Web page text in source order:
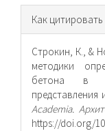
о статье
Как цитировать
Строкин, К., &
методики
бетона в
представления
Academia.
https://doi.org/